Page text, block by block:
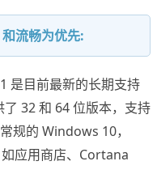
流畅为优先:
是目前最新的长期支持
32 和 64 位版本，支持
规的 Windows 10，
应用商店、Cortana